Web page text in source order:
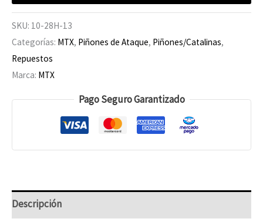
SKU: 10-28H-13
Categorías: MTX, Piñones de Ataque, Piñones/Catalinas,
Repuestos
Marca: MTX
Pago Seguro Garantizado
Descripción